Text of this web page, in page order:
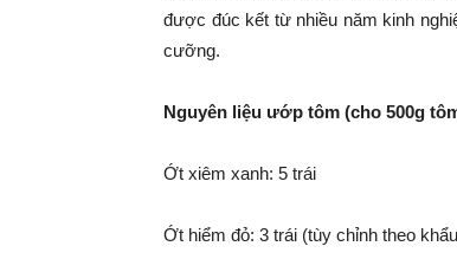
được đúc kết từ nhiều năm kinh
cưỡng.
Nguyên liệu ướp tôm (cho 500g
Ớt xiêm xanh: 5 trái
Ớt hiểm đỏ: 3 trái (tùy chỉnh theo